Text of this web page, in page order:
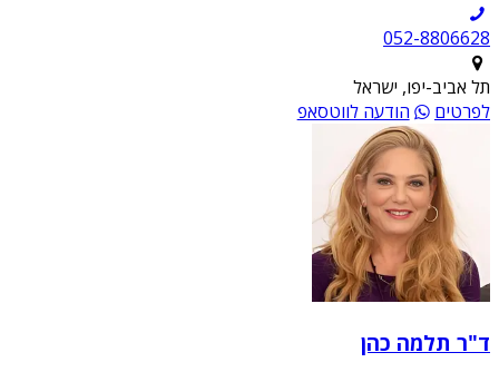
052-8806628
תל אביב-יפו, ישראל
לפרטים
הודעה לווטסאפ
ד"ר תלמה כהן